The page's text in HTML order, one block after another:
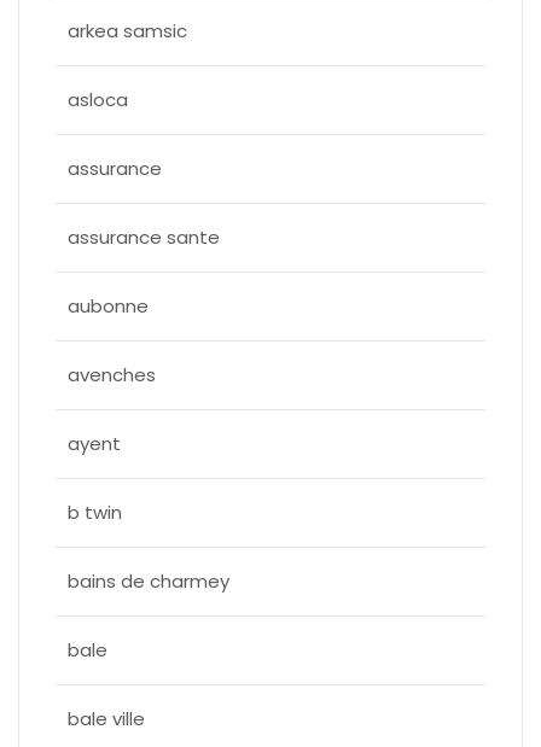
arkea samsic
asloca
assurance
assurance sante
aubonne
avenches
ayent
b twin
bains de charmey
bale
bale ville